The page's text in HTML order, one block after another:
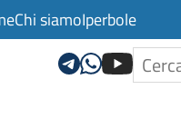
Chi siamoIperbole